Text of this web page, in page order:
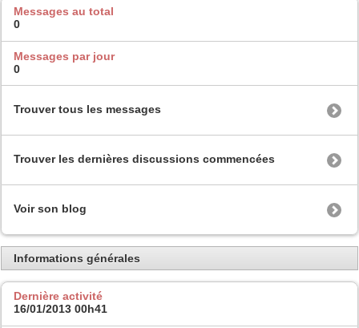
Messages au total
0
Messages par jour
0
Trouver tous les messages
Trouver les dernières discussions commencées
Voir son blog
Informations générales
Dernière activité
16/01/2013 00h41